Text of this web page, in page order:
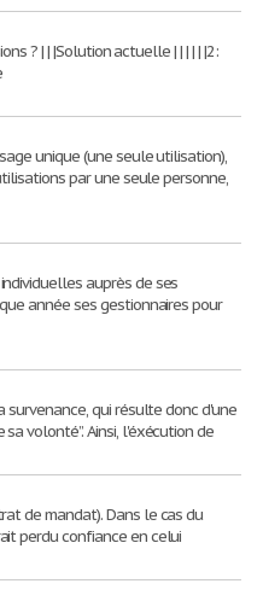
? | | |Solution actuelle | | | | | |2:
unique (une seule utilisation),
par une seule personne,
auprès de ses
année ses gestionnaires pour
survenance, qui résulte donc d'une
volonté”. Ainsi, l'éxécution de
de mandat). Dans le cas du
perdu confiance en celui